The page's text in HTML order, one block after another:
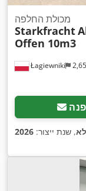
Łagiewniki
מכולת החלפה
Starkfracht
Offen 10m3
פנה
, שנת ייצור: 2026